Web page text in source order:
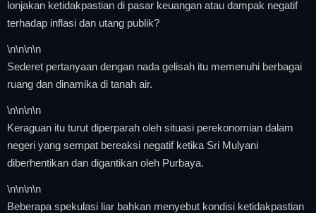
lonjakan ketidakpastian di pasar keuangan atau dampak negatif
terhadap inflasi dan utang publik?
\n\n\n\n
Sederet pertanyaan dengan nada gelisah itu memenuhi berbagai
ruang dan dinamika di tanah air.
\n\n\n\n
Keraguan itu turut diperparah oleh situasi perekonomian dalam
negeri yang sempat bereaksi negatif ketika Sri Mulyani
diberhentikan dan digantikan oleh Purbaya.
\n\n\n\n
Beberapa spekulasi liar bahkan menyebut kondisi ketidakpastian